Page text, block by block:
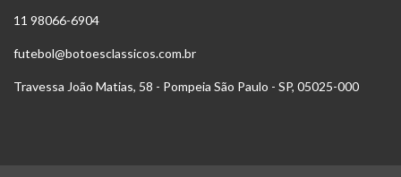
11 98066-6904
futebol@botoesclassicos.com.br
Travessa João Matias, 58 - Pompeia São Paulo - SP, 05025-000